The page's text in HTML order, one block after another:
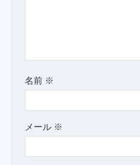
名前 ※
メール ※